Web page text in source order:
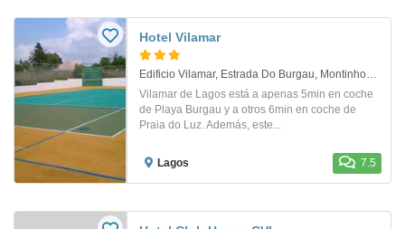
Hotel Vilamar
Edificio Vilamar, Estrada Do Burgau, Montinhos Da Luz. Lagos
Vilamar de Lagos está a apenas 5min en coche
de Playa Burgau y a otros 6min en coche de
Praia do Luz. Además, este...
Lagos 7.5